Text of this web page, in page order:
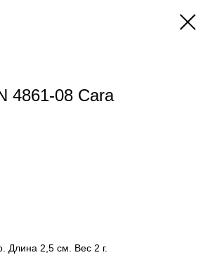
4861-08 Cara
Длина 2,5 см. Вес 2 г.